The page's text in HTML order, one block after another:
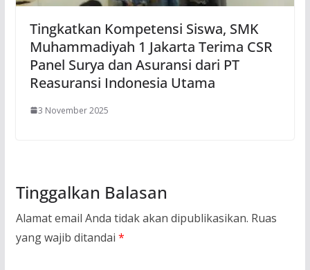
Tingkatkan Kompetensi Siswa, SMK
Muhammadiyah 1 Jakarta Terima CSR
Panel Surya dan Asuransi dari PT
Reasuransi Indonesia Utama
3 November 2025
Tinggalkan Balasan
Alamat email Anda tidak akan dipublikasikan. Ruas
yang wajib ditandai *